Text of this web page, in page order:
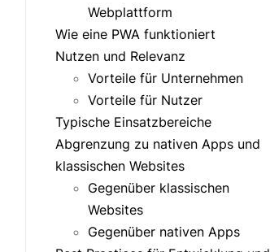
Webplattform
Wie eine PWA funktioniert
Nutzen und Relevanz
Vorteile für Unternehmen
Vorteile für Nutzer
Typische Einsatzbereiche
Abgrenzung zu nativen Apps und
klassischen Websites
Gegenüber klassischen
Websites
Gegenüber nativen Apps